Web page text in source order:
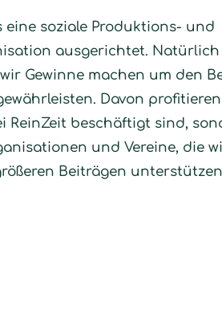
eine soziale Produktions- und
ausgerichtet. Natürlich
Gewinne machen um den
Davon
ReinZeit beschäftigt sind,
und Vereine, die
Beiträgen unterstützen